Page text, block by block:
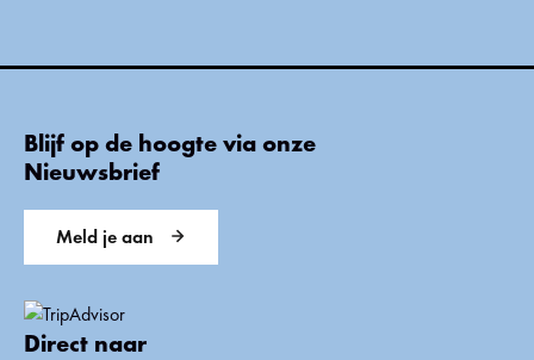
Blijf op de hoogte via onze
Nieuwsbrief
Meld je aan
Direct naar